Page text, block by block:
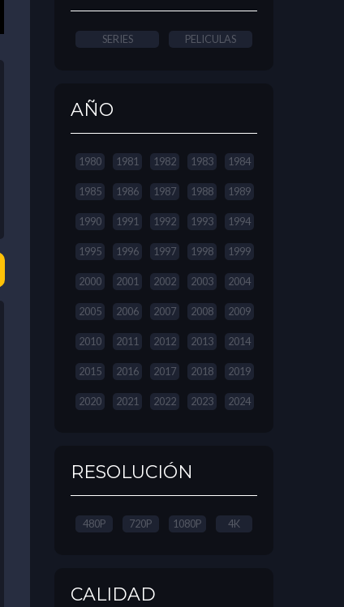
SERIES PELICULAS
AÑO
1980 1981 1982 1983 1984
1985 1986 1987 1988 1989
1990 1991 1992 1993 1994
1995 1996 1997 1998 1999
2000 2001 2002 2003 2004
2005 2006 2007 2008 2009
2010 2011 2012 2013 2014
2015 2016 2017 2018 2019
2020 2021 2022 2023 2024
RESOLUCIÓN
480P 720P 1080P 4K
CALIDAD